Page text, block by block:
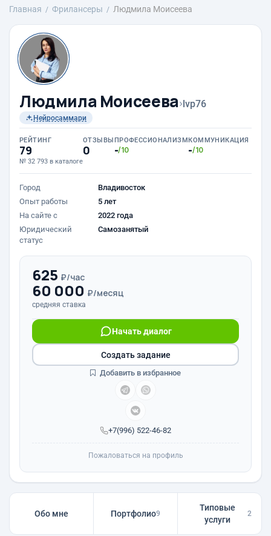
Главная Фрилансеры Людмила Моисеева
Людмила Моисеева›lvp76
Нейросаммари
РЕЙТИНГ
79
№ 32 793 в каталоге
ОТЗЫВЫ
0
ПРОФЕССИОНАЛИЗМ
-/10
КОММУНИКАЦИЯ
-/10
Город
Владивосток
Опыт работы
5 лет
На сайте с
2022 года
Юридический
статус
Самозанятый
625 ₽/час
60 000 ₽/месяц
средняя ставка
+7(996) 522-46-82
Начать диалог
Создать задание
Добавить в избранное
Пожаловаться на профиль
Обо мне Портфолио9
Типовые
услуги
2